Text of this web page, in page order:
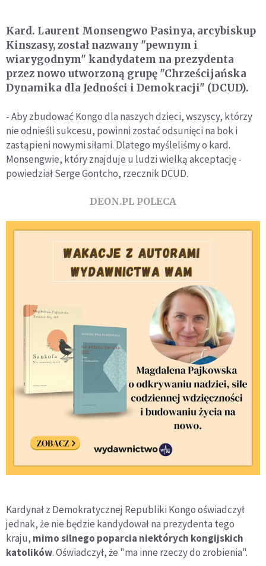
Kard. Laurent Monsengwo Pasinya, arcybiskup
Kinszasy, został nazwany "pewnym i
wiarygodnym" kandydatem na prezydenta
przez nowo utworzoną grupę "Chrześcijańska
Dynamika dla Jedności i Demokracji" (DCUD).
- Aby zbudować Kongo dla naszych dzieci, wszyscy, którzy
nie odnieśli sukcesu, powinni zostać odsunięci na bok i
zastąpieni nowymi siłami. Dlatego myśleliśmy o kard.
Monsengwie, który znajduje u ludzi wielką akceptację -
powiedział Serge Gontcho, rzecznik DCUD.
DEON.PL POLECA
Kardynał z Demokratycznej Republiki Kongo oświadczył
jednak, że nie będzie kandydował na prezydenta tego
kraju, mimo silnego poparcia niektórych kongijskich
katolików. Oświadczył, że "ma inne rzeczy do zrobienia".